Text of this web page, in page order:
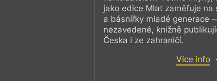
jako edice Mlat zaměřuje na
a básnířky mladé generace
nezavedené, knižně
Česka i ze zahraničí.
Více info